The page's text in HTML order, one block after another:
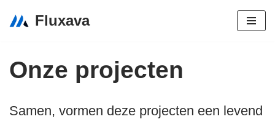
de
Fluxava
Onze projecten
Samen, vormen deze projecten een levend